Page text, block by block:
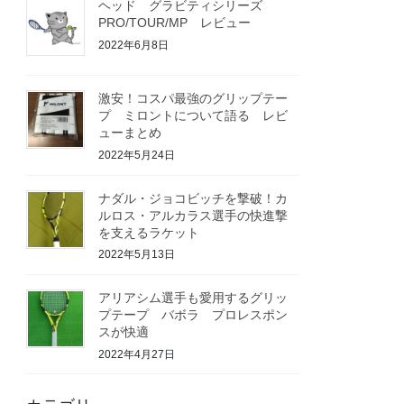
ヘッド グラビティシリーズ
PRO/TOUR/MP レビュー
2022年6月8日
激安！コスパ最強のグリップテー
プ ミロントについて語る レビ
ューまとめ
2022年5月24日
ナダル・ジョコビッチを撃破！カ
ルロス・アルカラス選手の快進撃
を支えるラケット
2022年5月13日
アリアシム選手も愛用するグリッ
プテープ バボラ プロレスポン
スが快適
2022年4月27日